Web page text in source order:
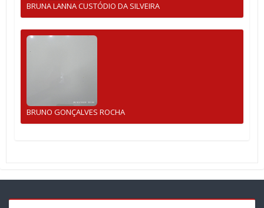
BRUNA LANNA CUSTÓDIO DA SILVEIRA
BRUNO GONÇALVES ROCHA